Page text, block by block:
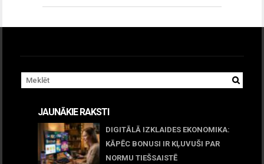
JAUNĀKIE RAKSTI
DIGITĀLĀ IZKLAIDES EKONOMIKA:
KĀPĒC BONUSI IR KĻUVUŠI PAR
NORMU TIEŠSAISTĒ